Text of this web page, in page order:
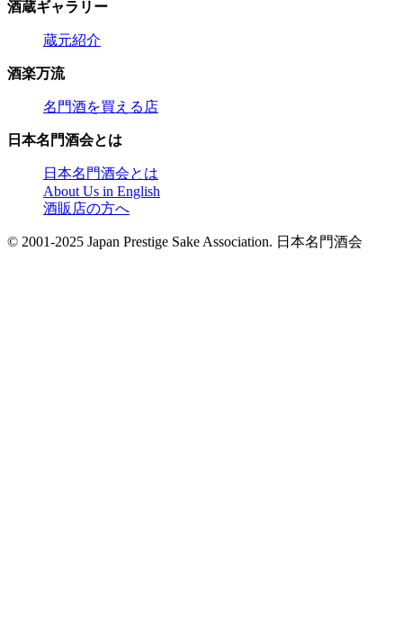
酒蔵ギャラリー
蔵元紹介
酒楽万流
名門酒を買える店
日本名門酒会とは
日本名門酒会とは
About Us in English
酒販店の方へ
© 2001-2025 Japan Prestige Sake Association. 日本名門酒会